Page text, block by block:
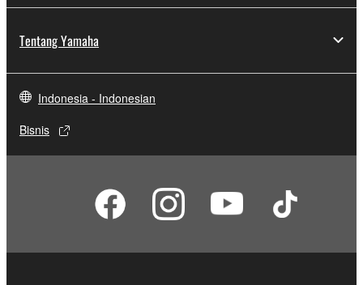
Tentang Yamaha
Indonesia - Indonesian
Bisnis